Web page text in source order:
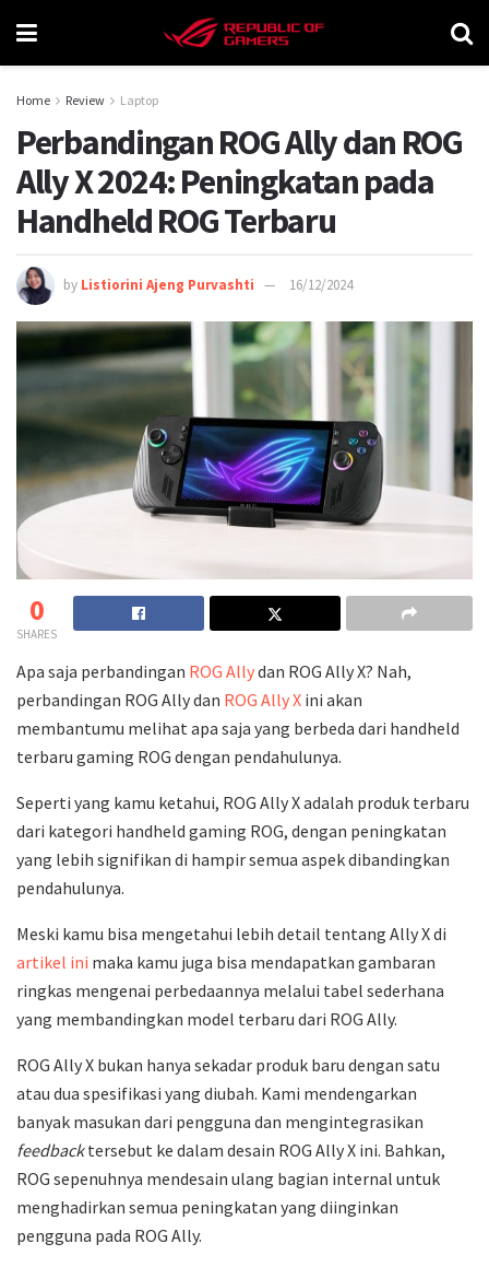
Home Review Laptop
Perbandingan ROG Ally dan ROG
Ally X 2024: Peningkatan pada
Handheld ROG Terbaru
by Listiorini Ajeng Purvashti 16/12/2024
0
SHARES
Apa saja perbandingan ROG Allydan ROG Ally X? Nah,
perbandingan ROG Ally dan ROG Ally X ini akan
membantumu melihat apa saja yang berbeda dari handheld
terbaru gaming ROG dengan pendahulunya.
Seperti yang kamu ketahui, ROG Ally X adalah produk terbaru
dari kategori handheld gaming ROG, dengan peningkatan
yang lebih signifikan di hampir semua aspek dibandingkan
pendahulunya.
Meski kamu bisa mengetahui lebih detail tentang Ally X di
artikel ini maka kamu juga bisa mendapatkan gambaran
ringkas mengenai perbedaannya melalui tabel sederhana
yang membandingkan model terbaru dari ROG Ally.
ROG Ally X bukan hanya sekadar produk baru dengan satu
atau dua spesifikasi yang diubah. Kami mendengarkan
banyak masukan dari pengguna dan mengintegrasikan
feedbacktersebut ke dalam desain ROG Ally X ini. Bahkan,
ROG sepenuhnya mendesain ulang bagian internal untuk
menghadirkan semua peningkatan yang diinginkan
pengguna pada ROG Ally.